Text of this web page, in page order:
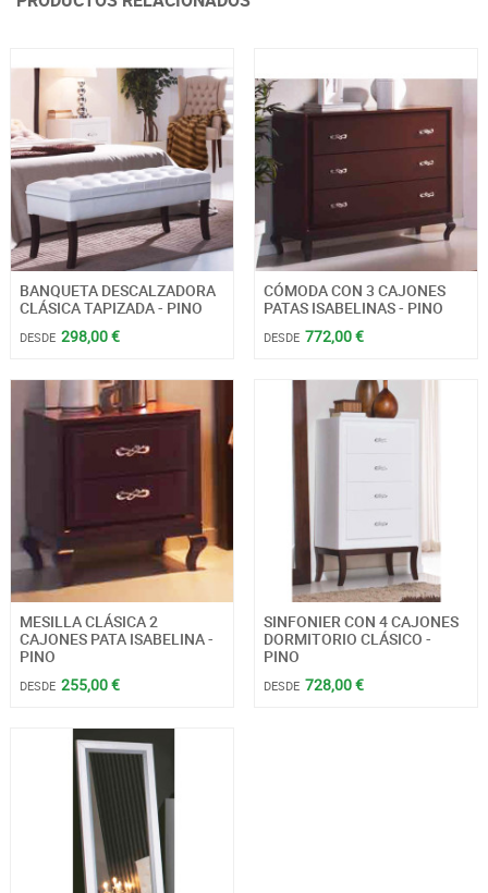
BANQUETA DESCALZADORA
CLÁSICA TAPIZADA - PINO
DESDE 298,00 €
CÓMODA CON 3 CAJONES
PATAS ISABELINAS - PINO
DESDE 772,00 €
MESILLA CLÁSICA 2
CAJONES PATA ISABELINA -
PINO
DESDE 255,00 €
SINFONIER CON 4 CAJONES
DORMITORIO CLÁSICO -
PINO
DESDE 728,00 €